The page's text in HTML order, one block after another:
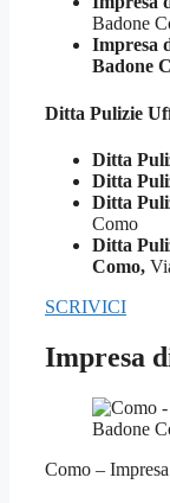
Badone
Impresa
Badone
Ditta Pulizie
Ditta
Ditta
Ditta
Como
Ditta
Como,
SCRIVICI
Impresa
Como –